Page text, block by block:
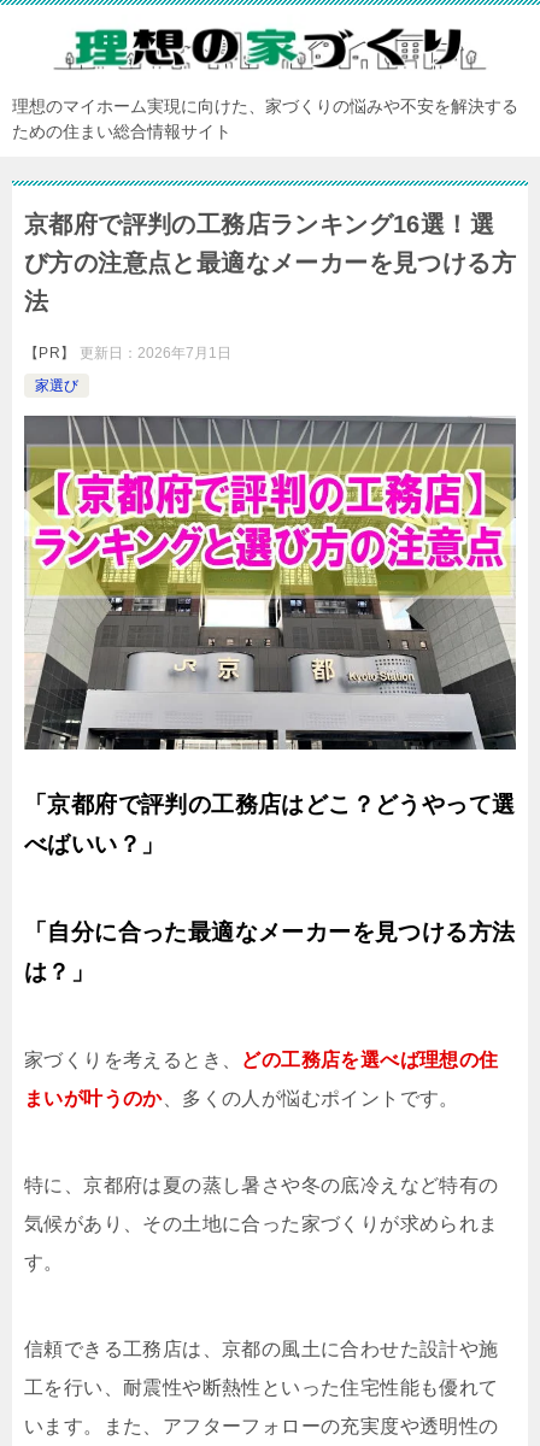
理想のマイホーム実現に向けた、家づくりの悩みや不安を解決する
ための住まい総合情報サイト
京都府で評判の工務店ランキング16選！選
び方の注意点と最適なメーカーを見つける方
法
【PR】 更新日： 2026年7月1日
家選び
「京都府で評判の工務店はどこ？どうやって選
べばいい？」
「自分に合った最適なメーカーを見つける方法
は？」
家づくりを考えるとき、 どの工務店を選べば理想の住
まいが叶うのか、多くの人が悩むポイントです。
特に、京都府は夏の蒸し暑さや冬の底冷えなど特有の
気候があり、その土地に合った家づくりが求められま
す。
信頼できる工務店は、京都の風土に合わせた設計や施
工を行い、耐震性や断熱性といった住宅性能も優れて
います。また、アフターフォローの充実度や透明性の